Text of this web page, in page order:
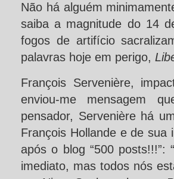
Não há alguém
saiba a magnitude do 14
fogos de artifício
palavras hoje em perigo,
François Servenière,
enviou-me mensagem
pensador, Servenière há
François Hollande e de sua
após o blog “500
imediato, mas todos nós